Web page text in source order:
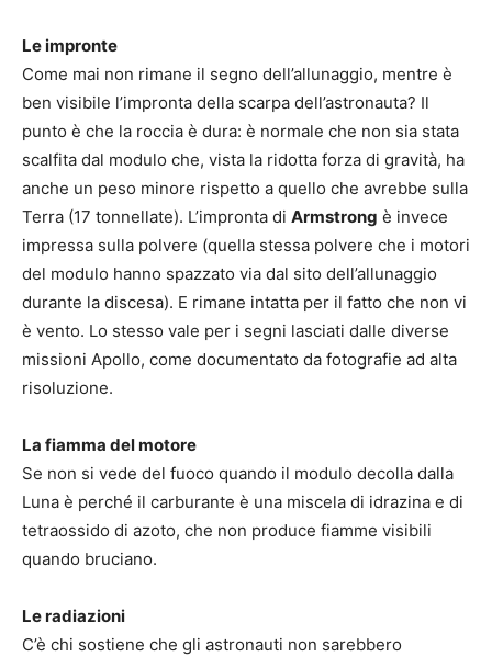
Le impronte
Come mai non rimane il segno dell’allunaggio, mentre è
ben visibile l’impronta della scarpa dell’astronauta? Il
punto è che la roccia è dura: è normale che non sia stata
scalfita dal modulo che, vista la ridotta forza di gravità, ha
anche un peso minore rispetto a quello che avrebbe sulla
Terra (17 tonnellate). L’impronta di Armstrong è invece
impressa sulla polvere (quella stessa polvere che i motori
del modulo hanno spazzato via dal sito dell’allunaggio
durante la discesa). E rimane intatta per il fatto che non vi
è vento. Lo stesso vale per i segni lasciati dalle diverse
missioni Apollo, come documentato da fotografie ad alta
risoluzione.
La fiamma del motore
Se non si vede del fuoco quando il modulo decolla dalla
Luna è perché il carburante è una miscela di idrazina e di
tetraossido di azoto, che non produce fiamme visibili
quando bruciano.
Le radiazioni
C’è chi sostiene che gli astronauti non sarebbero